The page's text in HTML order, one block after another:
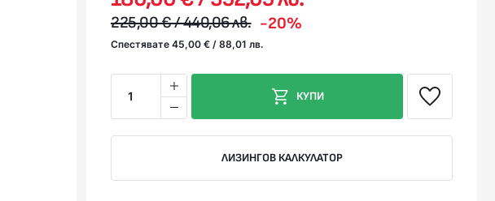
225,00 € / 440,06 лв. -20%
Спестявате 45,00 € / 88,01 лв.
1 КУПИ
ЛИЗИНГОВ КАЛКУЛАТОР